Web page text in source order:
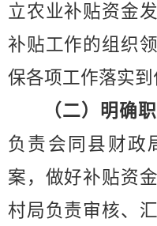
立农业补贴资金
补贴工作的组织
保各项工作落实到
（二）明确
负责会同县财政
案，做好补贴资
村局负责审核、